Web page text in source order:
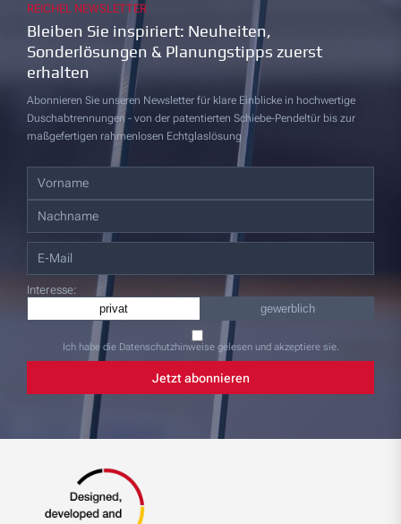
REICHEL NEWSLETTER
Bleiben Sie inspiriert: Neuheiten,
Sonderlösungen & Planungstipps zuerst
erhalten
Abonnieren Sie unseren Newsletter für klare Einblicke in hochwertige
Duschabtrennungen - von der patentierten Schiebe-Pendeltür bis zur
maßgefertigen rahmenlosen Echtglaslösung
Interesse:
privat
gewerblich
Ich habe die Datenschutzhinweise gelesen und akzeptiere sie.
Jetzt abonnieren